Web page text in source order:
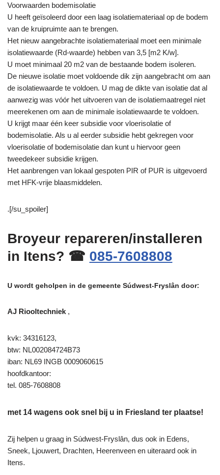
Voorwaarden bodemisolatie
U heeft geïsoleerd door een laag isolatiemateriaal op de bodem
van de kruipruimte aan te brengen.
Het nieuw aangebrachte isolatiemateriaal moet een minimale
isolatiewaarde (Rd-waarde) hebben van 3,5 [m2 K/w].
U moet minimaal 20 m2 van de bestaande bodem isoleren.
De nieuwe isolatie moet voldoende dik zijn aangebracht om aan
de isolatiewaarde te voldoen. U mag de dikte van isolatie dat al
aanwezig was vóór het uitvoeren van de isolatiemaatregel niet
meerekenen om aan de minimale isolatiewaarde te voldoen.
U krijgt maar één keer subsidie voor vloerisolatie of
bodemisolatie. Als u al eerder subsidie hebt gekregen voor
vloerisolatie of bodemisolatie dan kunt u hiervoor geen
tweedekeer subsidie krijgen.
Het aanbrengen van lokaal gespoten PIR of PUR is uitgevoerd
met HFK-vrije blaasmiddelen.
.[/su_spoiler]
Broyeur repareren/installeren
in Itens? ☎ 085-7608808
U wordt geholpen in de gemeente Súdwest-Fryslân door:
AJ Riooltechniek ,
kvk: 34316123,
btw: NL002084724B73
iban: NL69 INGB 0009060615
hoofdkantoor:
tel. 085-7608808
met 14 wagens ook snel bij u in Friesland ter plaatse!
Zij helpen u graag in Súdwest-Fryslân, dus ook in Edens,
Sneek, Ljouwert, Drachten, Heerenveen en uiteraard ook in
Itens.